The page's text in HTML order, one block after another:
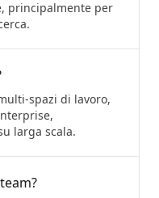
principalmente per
spazi di lavoro,
larga scala.